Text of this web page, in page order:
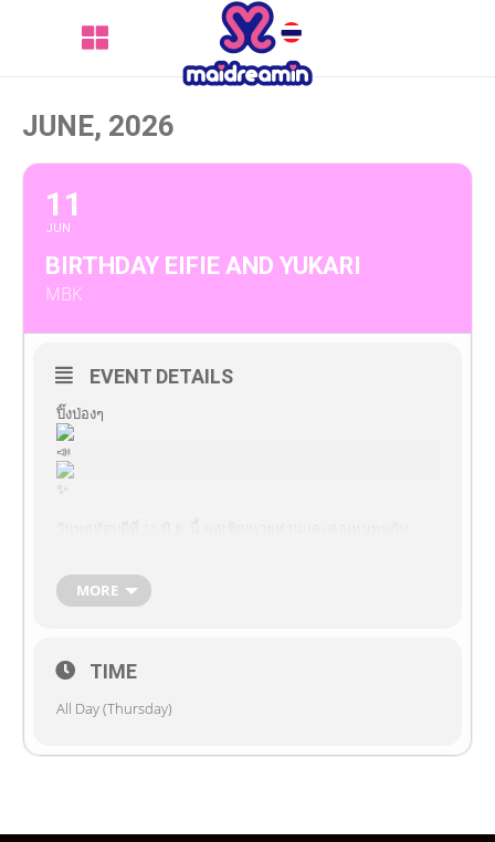
JUNE, 2026
11
JUN
BIRTHDAY EIFIE AND YUKARI
MBK
EVENT DETAILS
ปิ๊งป่องๆ
ถ้าอยากรู้ว่างานนี้เตรียมอะไรไว้เพื่อทุกคน ก็อย่าลืมมาอวยพร
ให้กับเอฟี่จังและยูคาริจังกันเยอะๆนะค้าาาา
*************************************************
ในส่วนของไอเทมต่างๆ สามารถสั่งจองได้ถึงวันที่ 9 มิ.ย. 2569
MORE
TIME
All Day (Thursday)